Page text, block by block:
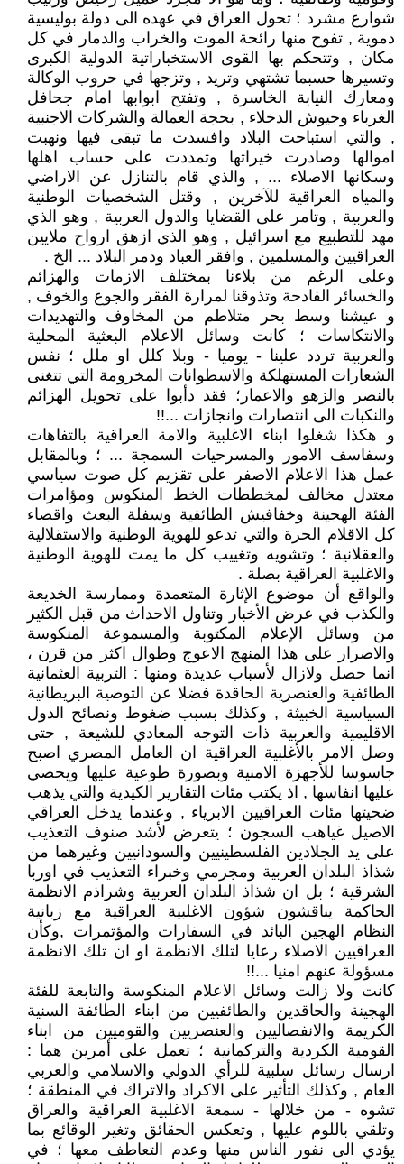
شوارع مشرد ؛ تحول العراق في عهده الى دولة بوليسية
دموية , تفوح منها رائحة الموت والخراب والدمار في كل
مكان , وتتحكم بها القوى الاستخباراتية الدولية الكبرى
وتسيرها حسبما تشتهي وتريد , وتزجها في حروب الوكالة
ومعارك النيابة الخاسرة , وتفتح ابوابها امام جحافل
الغرباء وجيوش الدخلاء , بحجة العمالة والشركات الاجنبية
, والتي استباحت البلاد وافسدت ما تبقى فيها ونهبت
اموالها وصادرت خيراتها وتمددت على حساب اهلها
وسكانها الاصلاء ... , والذي قام بالتنازل عن الاراضي
والمياه العراقية للآخرين , وقتل الشخصيات الوطنية
والعربية , وتامر على القضايا والدول العربية , وهو الذي
مهد للتطبيع مع اسرائيل , وهو الذي ازهق ارواح ملايين
العراقيين والمسلمين , وافقر العباد ودمر البلاد ... الخ .
وعلى الرغم من بلاءنا بمختلف الازمات والهزائم
والخسائر الفادحة وتذوقنا لمرارة الفقر والجوع والخوف ,
و عيشنا وسط بحر متلاطم من المخاوف والتهديدات
والانتكاسات ؛ كانت وسائل الاعلام البعثية المحلية
والعربية تردد علينا - يوميا - وبلا كلل او ملل ؛ نفس
الشعارات المستهلكة والاسطوانات المخرومة التي تتغنى
بالنصر والزهو والاعمار؛ فقد دأبوا على تحويل الهزائم
والنكبات الى انتصارات وانجازات ...!!
و هكذا شغلوا ابناء الاغلبية والامة العراقية بالتفاهات
وسفاسف الامور والمسرحيات السمجة ... ؛ وبالمقابل
عمل هذا الاعلام الاصفر على تقزيم كل صوت سياسي
معتدل مخالف لمخططات الخط المنكوس ومؤامرات
الفئة الهجينة وخفافيش الطائفية وسفلة البعث واقصاء
كل الاقلام الحرة والتي تدعو للهوية الوطنية والاستقلالية
والعقلانية ؛ وتشويه وتغييب كل ما يمت للهوية الوطنية
والاغلبية العراقية بصلة .
والواقع أن موضوع الإثارة المتعمدة وممارسة الخديعة
والكذب في عرض الأخبار وتناول الاحداث من قبل الكثير
من وسائل الإعلام المكتوبة والمسموعة المنكوسة
والاصرار على هذا المنهج الاعوج وطوال اكثر من قرن ،
انما حصل ولازال لأسباب عديدة ومنها : التربية العثمانية
الطائفية والعنصرية الحاقدة فضلا عن التوصية البريطانية
السياسية الخبيثة , وكذلك بسبب ضغوط ونصائح الدول
الاقليمية والعربية ذات التوجه المعادي للشيعة , حتى
وصل الامر بالأغلبية العراقية ان العامل المصري اصبح
جاسوسا للأجهزة الامنية وبصورة طوعية عليها ويحصي
عليها انفاسها , اذ يكتب مئات التقارير الكيدية والتي يذهب
ضحيتها مئات العراقيين الابرياء , وعندما يدخل العراقي
الاصيل غياهب السجون ؛ يتعرض لأشد صنوف التعذيب
على يد الجلادين الفلسطينيين والسودانيين وغيرهما من
شذاذ البلدان العربية ومجرمي وخبراء التعذيب في اوربا
الشرقية ؛ بل ان شذاذ البلدان العربية وشراذم الانظمة
الحاكمة يناقشون شؤون الاغلبية العراقية مع زبانية
النظام الهجين البائد في السفارات والمؤتمرات ,وكأن
العراقيين الاصلاء رعايا لتلك الانظمة او ان تلك الانظمة
مسؤولة عنهم امنيا ...!!
كانت ولا زالت وسائل الاعلام المنكوسة والتابعة للفئة
الهجينة والحاقدين والطائفيين من ابناء الطائفة السنية
الكريمة والانفصاليين والعنصريين والقوميين من ابناء
القومية الكردية والتركمانية ؛ تعمل على أمرين هما :
ارسال رسائل سلبية للرأي الدولي والاسلامي والعربي
العام , وكذلك التأثير على الاكراد والاتراك في المنطقة ؛
تشوه - من خلالها - سمعة الاغلبية العراقية والعراق
وتلقي باللوم عليها , وتعكس الحقائق وتغير الوقائع بما
يؤدي الى نفور الناس منها وعدم التعاطف معها ؛ في